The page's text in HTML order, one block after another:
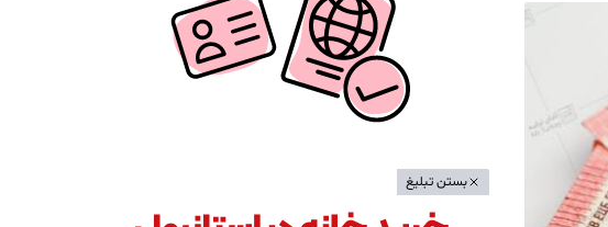
بستن تبلیغ